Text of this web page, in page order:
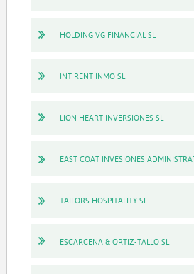
HOLDING VG FINANCIAL SL
INT RENT INMO SL
LION HEART INVERSIONES SL
EAST COAT INVESIONES
TAILORS HOSPITALITY SL
ESCARCENA & ORTIZ-TALLO SL